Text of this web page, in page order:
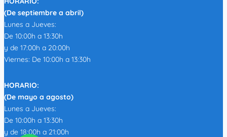
(De septiembre a abril)
Lunes a Jueves:
De 10:00h a 13:30h
y de 17:00h a 20:00h
Viernes: De 10:00h a 13:30h
HORARIO:
(De mayo a agosto)
Lunes a Jueves:
De 10:00h a 13:30h
y de 18:00h a 21:00h